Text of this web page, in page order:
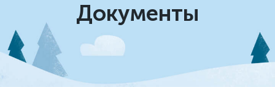
Документы